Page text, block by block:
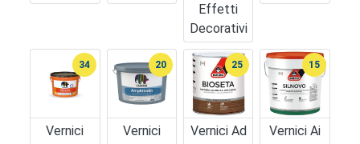
Effetti
Decorativi
Vernici
34
Vernici
20
Vernici Ad
25
Vernici Ai
15